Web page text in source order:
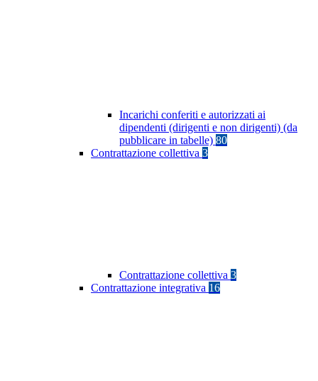
Incarichi conferiti e autorizzati ai
dipendenti (dirigenti e non dirigenti) (da
pubblicare in tabelle) 80
Contrattazione collettiva 3
Contrattazione collettiva 3
Contrattazione integrativa 16